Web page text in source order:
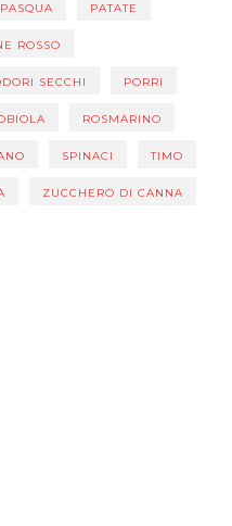
PASQUA PATATE
ROSSO
SECCHI PORRI
ROSMARINO
SPINACI TIMO
ZUCCHERO DI CANNA